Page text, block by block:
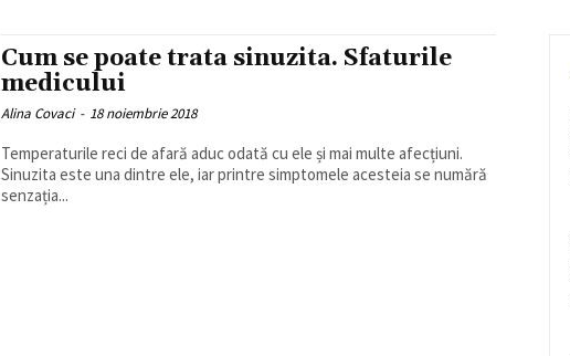
Cum se poate trata sinuzita. Sfaturile
medicului
Alina Covaci - 18 noiembrie 2018
Temperaturile reci de afară aduc odată cu ele și mai multe afecțiuni.
Sinuzita este una dintre ele, iar printre simptomele acesteia se numără
senzația...